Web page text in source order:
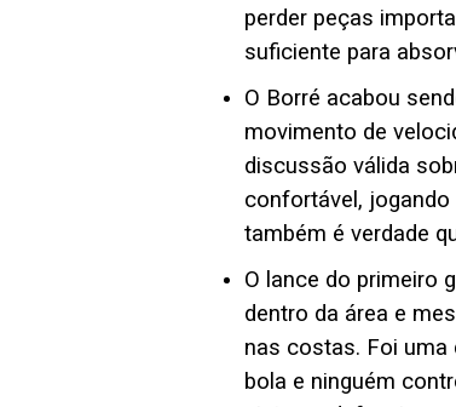
perder peças
suficiente para
O Borré acabou
movimento de
discussão válida
confortável,
também é verdade
O lance do primeiro
dentro da área e
nas costas. Foi uma
bola e ninguém